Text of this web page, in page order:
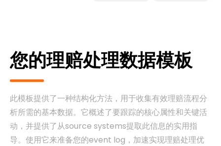
您的理赔处理数据模板
此模板提供了一种结构化方法，用于收集有效理赔流程分
析所需的基本数据。它概述了要跟踪的核心属性和关键活
动，并提供了从source systems提取此信息的实用指
导。使用它来准备您的event log，加速实现理赔处理优